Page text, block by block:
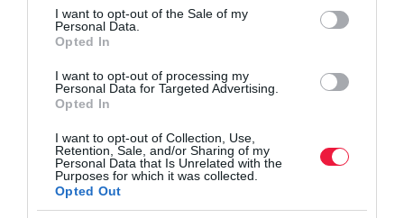
consent section.
I want to opt-out of the Sale of my
Personal Data.
Opted In
I want to opt-out of processing my
Personal Data for Targeted Advertising.
Opted In
I want to opt-out of Collection, Use,
Retention, Sale, and/or Sharing of my
Personal Data that Is Unrelated with the
Purposes for which it was collected.
Opted Out